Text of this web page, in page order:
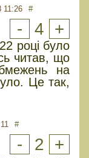
11:26 #
- 4 +
році було
читав, що
на
Це так,
#
- 2 +